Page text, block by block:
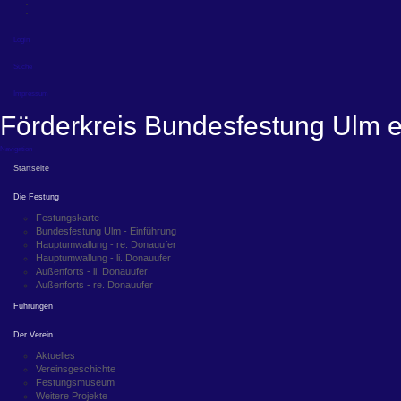
Login
Suche
Impressum
Förderkreis Bundesfestung Ulm
Navigation
Startseite
Die Festung
Festungskarte
Bundesfestung Ulm - Einführung
Hauptumwallung - re. Donauufer
Hauptumwallung - li. Donauufer
Außenforts - li. Donauufer
Außenforts - re. Donauufer
Führungen
Der Verein
Aktuelles
Vereinsgeschichte
Festungsmuseum
Weitere Projekte